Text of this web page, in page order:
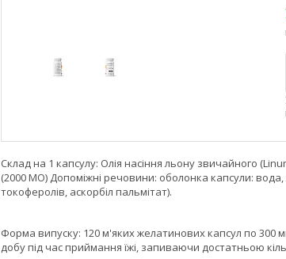
Склад на 1 капсулу: Олія насіння льону звичайного
(2000 МО) Допоміжні речовини: оболонка капсули:
токоферолів, аскорбіл пальмітат).
Форма випуску: 120 м'яких желатинових капсул по 300
добу під час приймання їжі, запиваючи достатньою